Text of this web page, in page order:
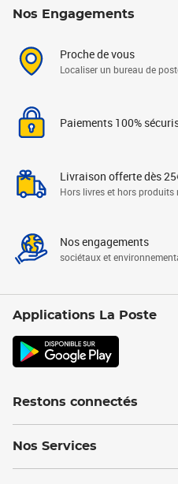
Nos Engagements
Proche de vous
Localiser un bureau de
Paiements 100%
Livraison offerte dès
Hors livres et hors produits
Nos engagements
sociétaux et
Applications La Poste
Restons connectés
Nos Services